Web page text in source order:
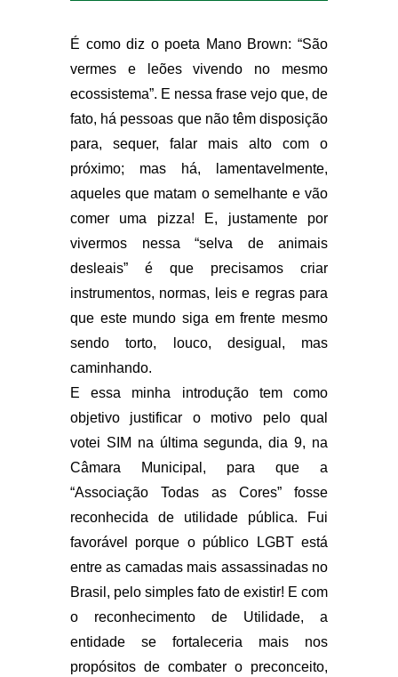
É como diz o poeta Mano Brown: “São
vermes e leões vivendo no mesmo
ecossistema”. E nessa frase vejo que, de
fato, há pessoas que não têm disposição
para, sequer, falar mais alto com o
próximo; mas há, lamentavelmente,
aqueles que matam o semelhante e vão
comer uma pizza! E, justamente por
vivermos nessa “selva de animais
desleais” é que precisamos criar
instrumentos, normas, leis e regras para
que este mundo siga em frente mesmo
sendo torto, louco, desigual, mas
caminhando.
E essa minha introdução tem como
objetivo justificar o motivo pelo qual
votei SIM na última segunda, dia 9, na
Câmara Municipal, para que a
“Associação Todas as Cores” fosse
reconhecida de utilidade pública. Fui
favorável porque o público LGBT está
entre as camadas mais assassinadas no
Brasil, pelo simples fato de existir! E com
o reconhecimento de Utilidade, a
entidade se fortaleceria mais nos
propósitos de combater o preconceito,